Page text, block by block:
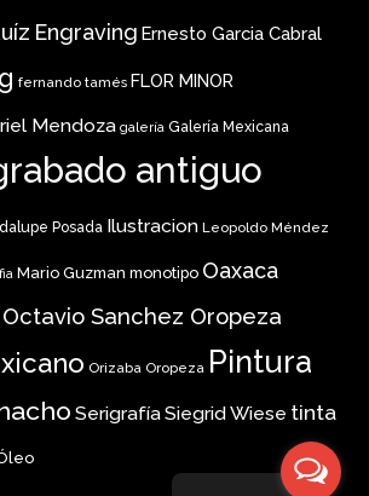
Engraving Ernesto Garcia Cabral
fernando tamés FLOR MINOR
Mendoza galería Galería Mexicana
antiguo
Posada Ilustracion Leopoldo Méndez
Mario Guzman monotipo Oaxaca
Octavio Sanchez Oropeza
Orizaba Oropeza Pintura
SerigrafíaSiegrid Wiese tinta